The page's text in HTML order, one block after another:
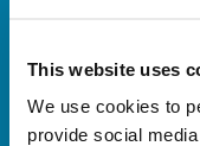
This website uses
We use cookies to
provide social
Szeretne
válaszol